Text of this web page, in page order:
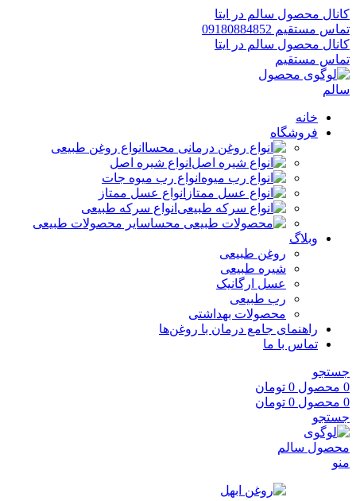
کانال محصول سالم در ایتا
تماس مستقیم 09180884852
کانال محصول سالم در ایتا
تماس مستقیم
خانه
فروشگاه
انواع روغن طبیعی
انواع شیره اصل
انواع رب میوه جات
انواع عسل ممتاز
انواع سرکه طبیعی
سایر محصولات طبیعی
وبلاگ
روغن طبیعی
شیره طبیعی
عسل ارگانیک
رب طبیعی
محصولات بهداشتی
راهنمای جامع درمان با روغن‌ها
تماس با ما
جستجو
0 محصول 0 تومان
0 محصول 0 تومان
جستجو
منو